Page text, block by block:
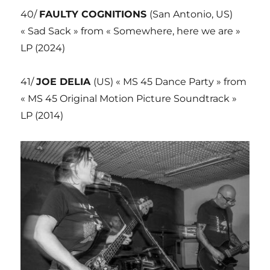
40/ FAULTY COGNITIONS (San Antonio, US)
« Sad Sack » from « Somewhere, here we are »
LP (2024)
41/JOE DELIA (US) « MS 45 Dance Party » from
« MS 45 Original Motion Picture Soundtrack »
LP (2014)